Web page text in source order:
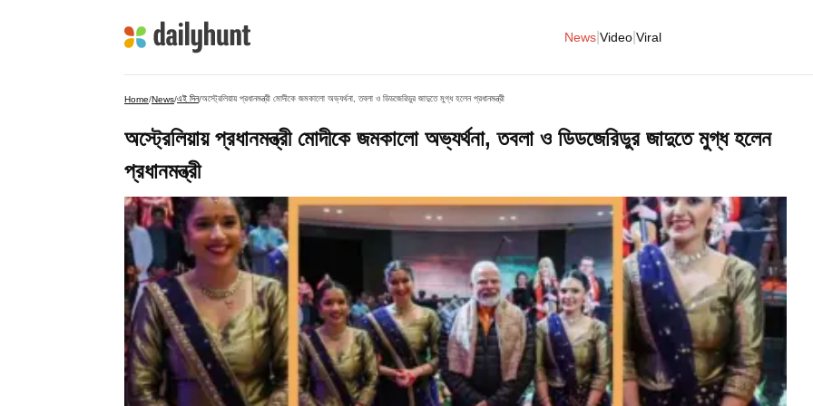
News Video Viral
Home/News/এই দিন/অস্ট্রেলিয়ায় প্রধানমন্ত্রী মোদীকে জমকালো অভ্যর্থনা, তবলা ও ডিডজেরিডুর জাদুতে মুগ্ধ হলেন প্রধানমন্ত্রী
অস্ট্রেলিয়ায় প্রধানমন্ত্রী মোদীকে জমকালো অভ্যর্থনা, তবলা ও ডিডজেরিডুর জাদুতে মুগ্ধ হলেন
প্রধানমন্ত্রী